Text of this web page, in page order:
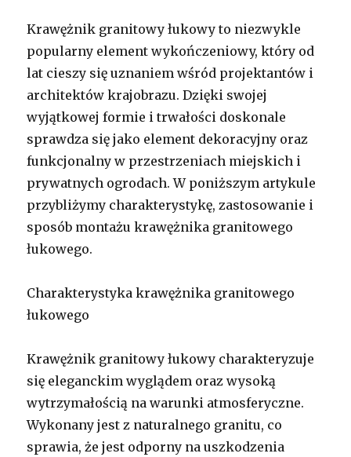
Krawężnik granitowy łukowy to niezwykle
popularny element wykończeniowy, który od
lat cieszy się uznaniem wśród projektantów i
architektów krajobrazu. Dzięki swojej
wyjątkowej formie i trwałości doskonale
sprawdza się jako element dekoracyjny oraz
funkcjonalny w przestrzeniach miejskich i
prywatnych ogrodach. W poniższym artykule
przybliżymy charakterystykę, zastosowanie i
sposób montażu krawężnika granitowego
łukowego.
Charakterystyka krawężnika granitowego
łukowego
Krawężnik granitowy łukowy charakteryzuje
się eleganckim wyglądem oraz wysoką
wytrzymałością na warunki atmosferyczne.
Wykonany jest z naturalnego granitu, co
sprawia, że jest odporny na uszkodzenia